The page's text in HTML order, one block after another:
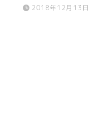
2018年12月13日